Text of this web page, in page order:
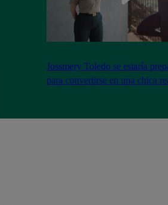
Jossmery Toledo se estaría
para convertirse en una chica